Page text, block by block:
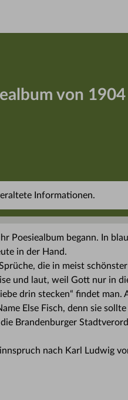
von
Informationen.
Poesiealbum begann. In
in der Hand.
die in meist
und laut, weil Gott nur in
drin stecken“ findet man.
Else Fisch, denn sie
Brandenburger
nach Karl Ludwig